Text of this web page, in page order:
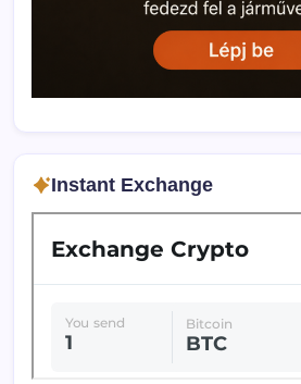
Instant Exchange